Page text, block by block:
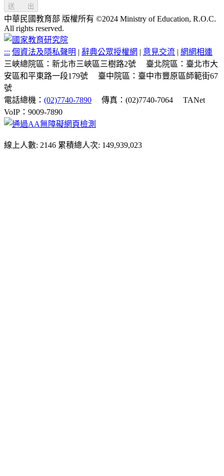
送 出
中華民國教育部 版權所有 ©2024 Ministry of Education, R.O.C.
All rights reserved.
::: 個資法及隱私聲明 | 辭典公眾授權網 | 意見交流 | 網網相連
三峽總院區：新北市三峽區三樹路2號
臺北院區：臺北市大
安區和平東路一段179號
臺中院區：臺中市豐原區師範街67
號
電話總機： (02)7740-7890 傳真：(02)7740-7064
TANet
VoIP：9009-7890
線上人數: 2146 累積總人次: 149,939,023